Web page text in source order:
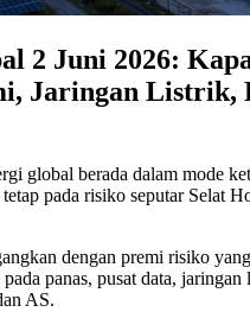
2 Juni 2026:
Listrik,
global berada dalam mode
pada risiko seputar
dengan premi risiko
panas, pusat data,
AS.